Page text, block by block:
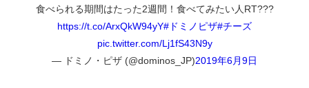
食べられる期間はたった2週間！食べてみたい人RT???
https://t.co/ArxQkW94yY#ドミノピザ#チーズ
pic.twitter.com/Lj1fS43N9y
— ドミノ・ピザ (@dominos_JP)2019年6月9日